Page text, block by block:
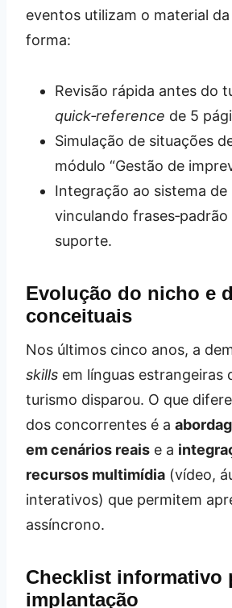
eventos utilizam o material
forma:
Revisão rápida antes do
quick‑reference de 5
Simulação de situações
módulo “Gestão de
Integração ao sistema de
vinculando
suporte.
Evolução do nicho e
conceituais
Nos últimos cinco anos, a
skills em línguas estrangeiras
turismo disparou. O que
dos concorrentes é a
em cenários reais e a
recursos multimídia (vídeo,
interativos) que permitem
assíncrono.
Checklist informativo
implantação